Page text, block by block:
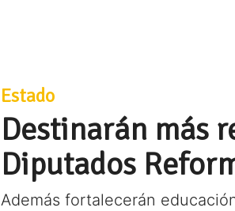
Estado
Destinarán más
Diputados
Además fortalecerán